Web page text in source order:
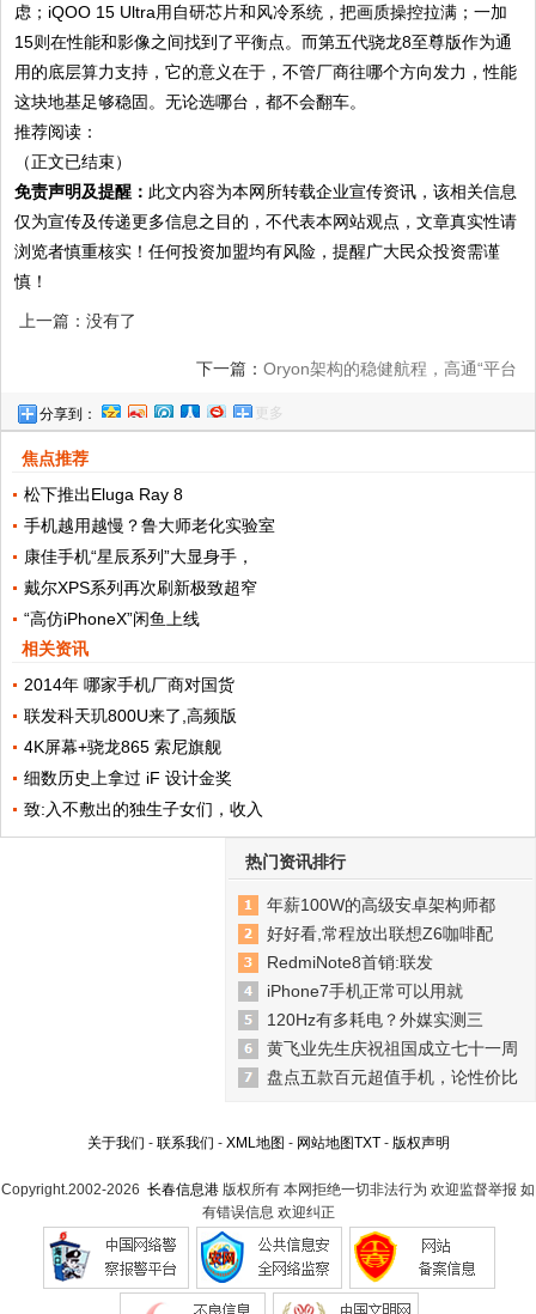
虑；iQOO 15 Ultra用自研芯片和风冷系统，把画质操控拉满；一加
15则在性能和影像之间找到了平衡点。而第五代骁龙8至尊版作为通
用的底层算力支持，它的意义在于，不管厂商往哪个方向发力，性能
这块地基足够稳固。无论选哪台，都不会翻车。
推荐阅读：
（正文已结束）
免责声明及提醒： 此文内容为本网所转载企业宣传资讯，该相关信息
仅为宣传及传递更多信息之目的，不代表本网站观点，文章真实性请
浏览者慎重核实！任何投资加盟均有风险，提醒广大民众投资需谨
慎！
上一篇：没有了
下一篇： Oryon架构的稳健航程，高通“平台
分享到： 更多
焦点推荐
松下推出Eluga Ray 8
手机越用越慢？鲁大师老化实验室
康佳手机“星辰系列”大显身手，
戴尔XPS系列再次刷新极致超窄
“高仿iPhoneX”闲鱼上线
相关资讯
2014年 哪家手机厂商对国货
联发科天玑800U来了,高频版
4K屏幕+骁龙865 索尼旗舰
细数历史上拿过 iF 设计金奖
致:入不敷出的独生子女们，收入
热门资讯排行
年薪100W的高级安卓架构师都
好好看,常程放出联想Z6咖啡配
RedmiNote8首销:联发
iPhone7手机正常可以用就
120Hz有多耗电？外媒实测三
黄飞业先生庆祝祖国成立七十一周
盘点五款百元超值手机，论性价比
关于我们 - 联系我们 - XML地图 - 网站地图TXT- 版权声明
Copyright.2002-2026 长春信息港 版权所有 本网拒绝一切非法行为 欢迎监督举报 如
有错误信息 欢迎纠正